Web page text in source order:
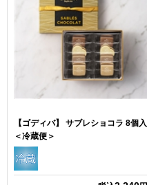
【ゴディバ】 サブレショコラ 8個入
＜冷蔵便＞